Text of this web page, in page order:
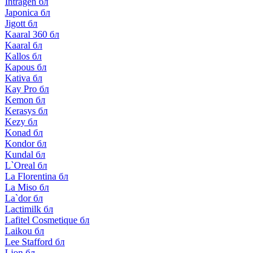
Japonica бл
Jigott бл
Kaaral 360 бл
Kaaral бл
Kallos бл
Kapous бл
Kativa бл
Kay Pro бл
Kemon бл
Kerasys бл
Kezy бл
Konad бл
Kondor бл
Kundal бл
L`Oreal бл
La Florentina бл
La Miso бл
La`dor бл
Lactimilk бл
Lafitel Cosmetique бл
Laikou бл
Lee Stafford бл